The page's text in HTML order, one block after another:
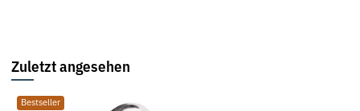
Zuletzt angesehen
Bestseller